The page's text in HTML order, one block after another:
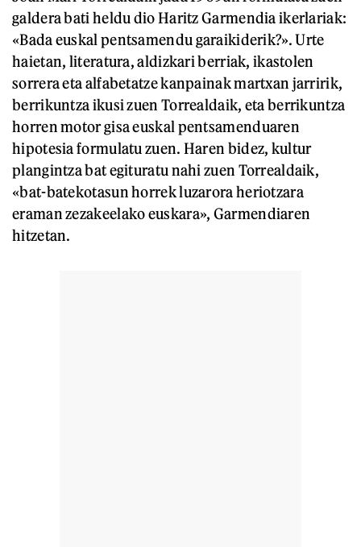
galdera bati heldu dio Haritz Garmendia ikerlariak:
«Bada euskal pentsamendu garaikiderik?». Urte
haietan, literatura, aldizkari berriak, ikastolen
sorrera eta alfabetatze kanpainak martxan jarririk,
berrikuntza ikusi zuen Torrealdaik, eta berrikuntza
horren motor gisa euskal pentsamenduaren
hipotesia formulatu zuen. Haren bidez, kultur
plangintza bat egituratu nahi zuen Torrealdaik,
«bat-batekotasun horrek luzarora heriotzara
eraman zezakeelako euskara», Garmendiaren
hitzetan.